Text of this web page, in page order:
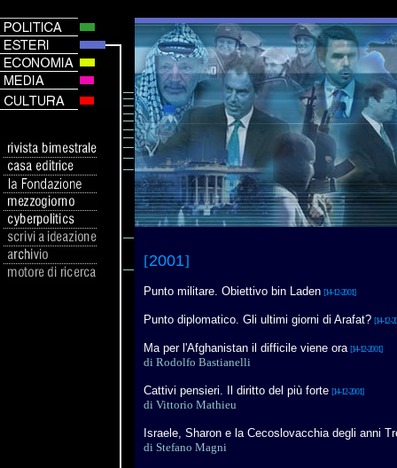
[2001]
Punto militare. Obiettivo bin Laden [14-12-2001]
Punto diplomatico. Gli ultimi giorni di Arafat? [14-12-
Ma per l'Afghanistan il difficile viene ora [14-12-2001]
di Rodolfo Bastianelli
Cattivi pensieri. Il diritto del più forte [14-12-2001]
di Vittorio Mathieu
Israele, Sharon e la Cecoslovacchia degli anni
di Stefano Magni